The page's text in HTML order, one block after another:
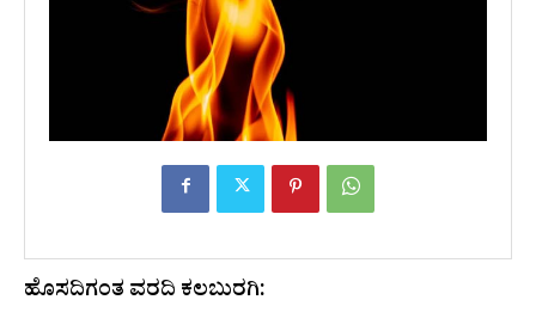
ಹೊಸದಿಗಂತ ವರದಿ ಕಲಬುರಗಿ: